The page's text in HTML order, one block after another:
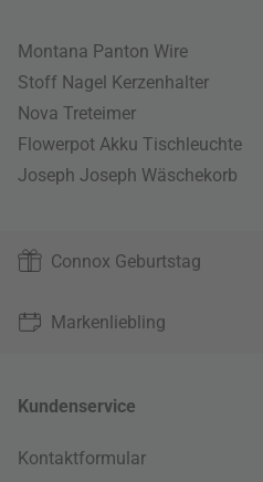
Montana Panton Wire
Stoff Nagel Kerzenhalter
Nova Treteimer
Flowerpot Akku Tischleuchte
Joseph Joseph Wäschekorb
Connox Geburtstag
Markenliebling
Kundenservice
Kontaktformular